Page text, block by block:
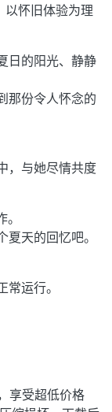
以怀旧体验为理
日的阳光、静静
那份令人怀念的
，与她尽情共度
天的回忆吧。
运行。
享受超低价格